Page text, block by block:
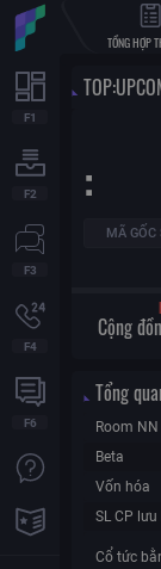
TỔNG HỢP
TOP:
:
MÃ GỐC
Cộng
Tổng
Room
Beta
Vốn hóa
SL CP
Cổ tức